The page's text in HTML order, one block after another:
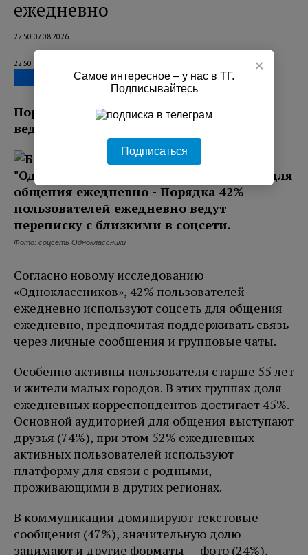
ежедневно
22:50 07.08.2026
22:50 07.08.2026
Порядка 42% пользователей ежедневно
ведут переписку с близкими в соцсети.
Фото: соцсеть Одноклассники
Согласно новому исследованию
«Одноклассников», 42% пользователей
ежедневно используют соцсеть для общения
ежедневно, предпочитая поддерживать связь
через личные сообщения и групповые чаты.
Особенно активны пользователи старше 55 лет
и жители малых городов. В этих группах доля
ежедневных корреспондентов достигает 45%.
Основной аудиторией для общения выступают
друзья (74%), при этом 52% ежедневных
активных пользователей используют
платформу для связи с родными,
проживающими в других регионах.
В коммуникации доминируют текстовые
сообщения (47%), значительную долю
занимают и другие форматы — фото (24%),
×
Самое интересное – у нас в ТГ.
Подписывайтесь
Подписаться